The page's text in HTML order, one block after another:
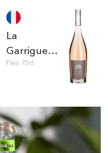
La
Garrigue
Etincelle
Fles 75cl